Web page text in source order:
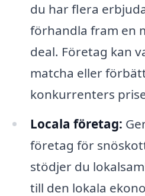
du har flera
förhandla fram en
deal. Företag kan
matcha eller
konkurrenters
Locala företag:
företag för
stödjer du
till den lokala